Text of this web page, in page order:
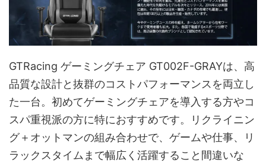
GTRacing ゲーミングチェア GT002F-GRAYは、高
品質な設計と抜群のコストパフォーマンスを両立し
た一台。初めてゲーミングチェアを導入する方やコ
スパ重視派の方に特におすすめです。リクライニン
グ＋オットマンの組み合わせで、ゲームや仕事、リ
ラックスタイムまで幅広く活躍すること間違いな